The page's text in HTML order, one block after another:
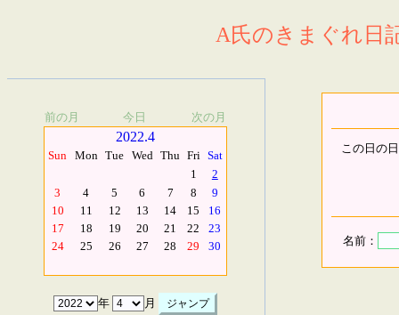
A氏のきまぐれ日
前の月 今日 次の月
2022.4
Sun Mon Tue Wed Thu Fri Sat
1
2
3
4 5 6 7 8
9
10
11 12 13 14 15
16
17
18 19 20 21 22
23
24
25 26 27 28 29 30
年 月
この日の
名前：